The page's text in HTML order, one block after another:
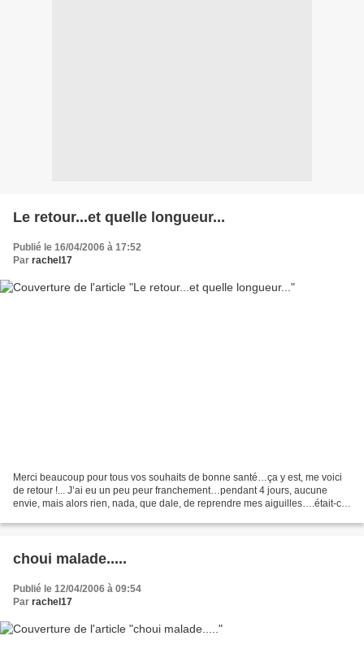
Le retour...et quelle longueur...
Publié le 16/04/2006 à 17:52
Par rachel17
Merci beaucoup pour tous vos souhaits de bonne santé…ça y est, me voici
de retour !... J’ai eu un peu peur franchement…pendant 4 jours, aucune
envie, mais alors rien, nada, que dale, de reprendre mes aiguilles….était-ce
choui malade.....
Publié le 12/04/2006 à 09:54
Par rachel17